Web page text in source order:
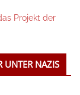
Projekt der
NAZIS